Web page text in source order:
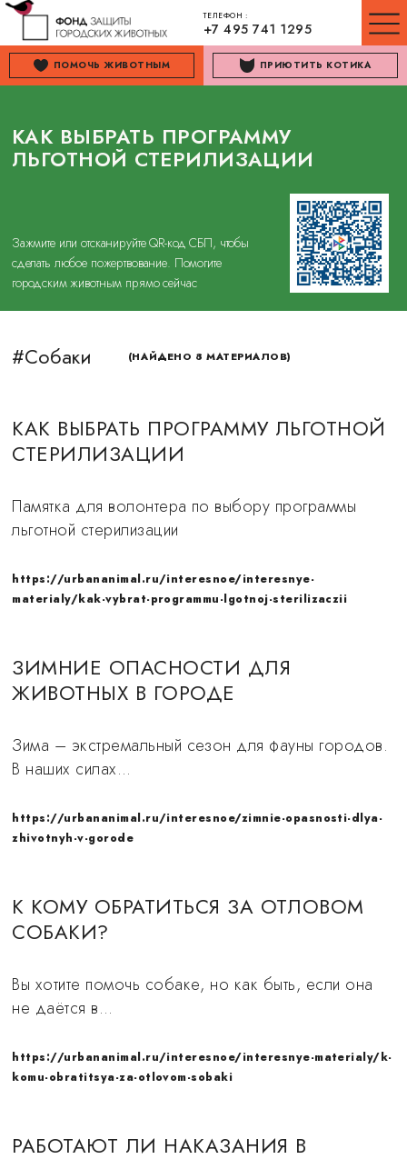
ТЕЛЕФОН :
+7 495 741 1295
ПОМОЧЬ ЖИВОТНЫМ ПРИЮТИТЬ КОТИКА
КАК ВЫБРАТЬ ПРОГРАММУ
ЛЬГОТНОЙ СТЕРИЛИЗАЦИИ
Зажмите или отсканируйте QR-код СБП, чтобы
сделать любое пожертвование. Помогите
городским животным прямо сейчас
#Собаки (НАЙДЕНО 8 МАТЕРИАЛОВ)
КАК ВЫБРАТЬ ПРОГРАММУ ЛЬГОТНОЙ
СТЕРИЛИЗАЦИИ
Памятка для волонтера по выбору программы
льготной стерилизации
https://urbananimal.ru/interesnoe/interesnye-
materialy/kak-vybrat-programmu-lgotnoj-sterilizaczii
ЗИМНИЕ ОПАСНОСТИ ДЛЯ
ЖИВОТНЫХ В ГОРОДЕ
Зима – экстремальный сезон для фауны городов.
В наших силах…
https://urbananimal.ru/interesnoe/zimnie-opasnosti-dlya-
zhivotnyh-v-gorode
К КОМУ ОБРАТИТЬСЯ ЗА ОТЛОВОМ
СОБАКИ?
Вы хотите помочь собаке, но как быть, если она
не даётся в…
https://urbananimal.ru/interesnoe/interesnye-materialy/k-
komu-obratitsya-za-otlovom-sobaki
РАБОТАЮТ ЛИ НАКАЗАНИЯ В